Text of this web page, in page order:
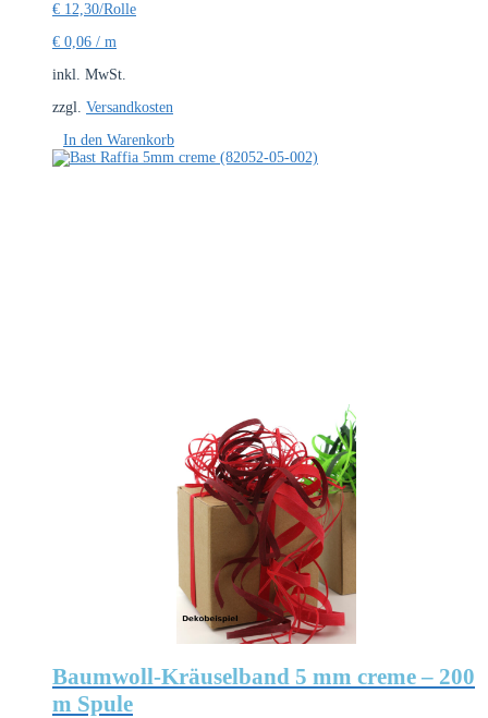
€ 12,30/Rolle
€ 0,06 / m
inkl. MwSt.
zzgl. Versandkosten
In den Warenkorb
Baumwoll-Kräuselband 5 mm creme – 200
m Spule